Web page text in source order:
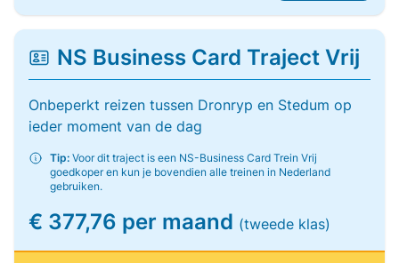
NS Business Card Traject Vrij
Onbeperkt reizen tussen Dronryp en Stedum op
ieder moment van de dag
Tip: Voor dit traject is een NS-Business Card Trein Vrij
goedkoper en kun je bovendien alle treinen in Nederland
gebruiken.
€ 377,76 per maand (tweede klas)